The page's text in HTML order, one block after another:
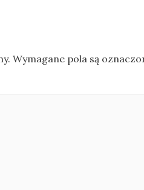
Wymagane pola są